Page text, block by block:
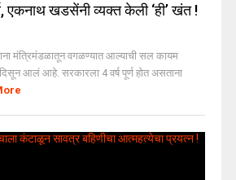
एकनाथ खडसेंनी व्यक्त केली ‘ही’ खंत !
मंत्रिमंडळातून वगळण्यात आल्याची सल कायम
आलं आहे. सरकारला 4 वर्ष पूर्ण होत असताना